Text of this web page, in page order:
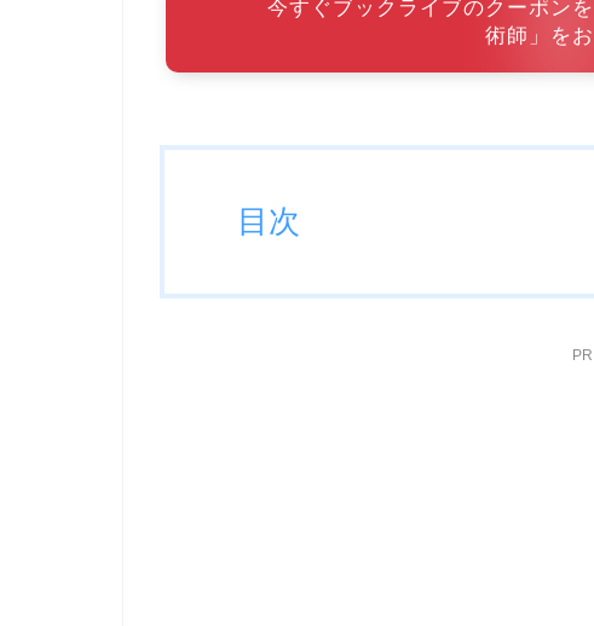
今すぐブックライブのクーポン
術師」を
目次
PR